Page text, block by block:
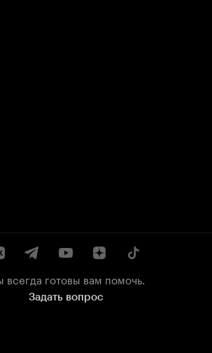
всегда готовы вам помочь.
Задать вопрос